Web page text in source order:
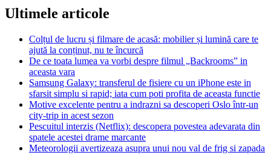
Ultimele articole
Colțul de lucru și filmare de acasă: mobilier și lumină care te
ajută la conținut, nu te încurcă
De ce toata lumea va vorbi despre filmul „Backrooms” in
aceasta vara
Samsung Galaxy: transferul de fisiere cu un iPhone este in
sfarsit simplu si rapid; iata cum poti profita de aceasta functie
Motive excelente pentru a indrazni sa descoperi Oslo într-un
city-trip in acest sezon
Pescuitul interzis (Netflix): descopera povestea adevarata din
spatele acestei drame marcante
Meteorologii avertizeaza asupra unui nou val de frig si zapada